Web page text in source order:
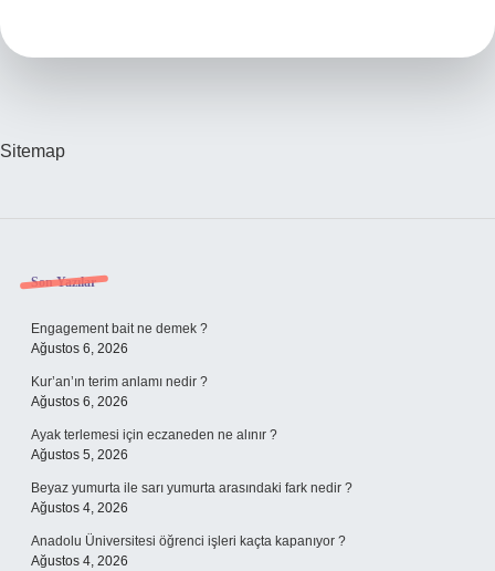
Sitemap
Sidebar
Son Yazılar
Engagement bait ne demek ?
Ağustos 6, 2026
Kur’an’ın terim anlamı nedir ?
Ağustos 6, 2026
Ayak terlemesi için eczaneden ne alınır ?
Ağustos 5, 2026
Beyaz yumurta ile sarı yumurta arasındaki fark nedir ?
Ağustos 4, 2026
Anadolu Üniversitesi öğrenci işleri kaçta kapanıyor ?
Ağustos 4, 2026